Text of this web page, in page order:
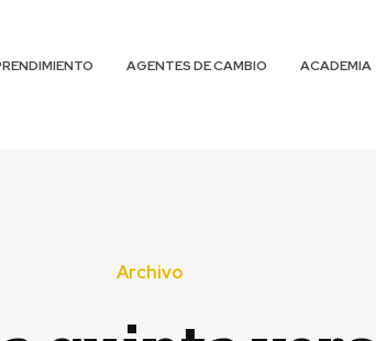
AGENTES DE CAMBIO ACADEMIA
Archivo